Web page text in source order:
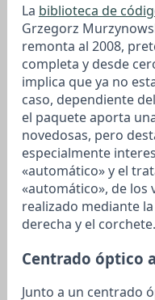
La biblioteca de
Grzegorz
remonta al 2008,
completa y desde
implica que ya no
caso, dependiente
el paquete aporta
novedosas, pero
especialmente
«automático» y el
«automático», de los
realizado mediante
derecha y el corchete.
Centrado óptico
Junto a un centrado